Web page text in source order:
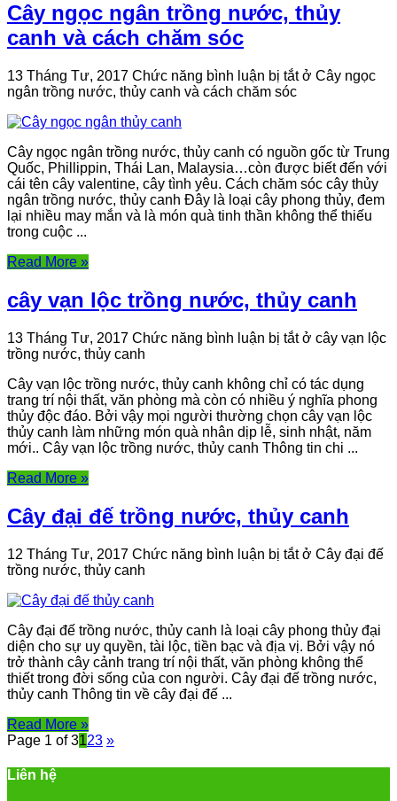
Cây ngọc ngân trồng nước, thủy
canh và cách chăm sóc
13 Tháng Tư, 2017 Chức năng bình luận bị tắtở Cây ngọc
ngân trồng nước, thủy canh và cách chăm sóc
Cây ngọc ngân trồng nước, thủy canh có nguồn gốc từ Trung
Quốc, Phillippin, Thái Lan, Malaysia…còn được biết đến với
cái tên cây valentine, cây tình yêu. Cách chăm sóc cây thủy
ngân trồng nước, thủy canh Đây là loại cây phong thủy, đem
lại nhiều may mắn và là món quà tinh thần không thể thiếu
trong cuộc ...
Read More »
cây vạn lộc trồng nước, thủy canh
13 Tháng Tư, 2017 Chức năng bình luận bị tắtở cây vạn lộc
trồng nước, thủy canh
Cây vạn lộc trồng nước, thủy canh không chỉ có tác dụng
trang trí nội thất, văn phòng mà còn có nhiều ý nghĩa phong
thủy độc đáo. Bởi vậy mọi người thường chọn cây vạn lộc
thủy canh làm những món quà nhân dịp lễ, sinh nhật, năm
mới.. Cây vạn lộc trồng nước, thủy canh Thông tin chi ...
Read More »
Cây đại đế trồng nước, thủy canh
12 Tháng Tư, 2017 Chức năng bình luận bị tắtở Cây đại đế
trồng nước, thủy canh
Cây đại đế trồng nước, thủy canh là loại cây phong thủy đại
diện cho sự uy quyền, tài lộc, tiền bạc và địa vị. Bởi vậy nó
trở thành cây cảnh trang trí nội thất, văn phòng không thể
thiết trong đời sống của con người. Cây đại đế trồng nước,
thủy canh Thông tin về cây đại đế ...
Read More »
Page 1 of 3123 »
Liên hệ